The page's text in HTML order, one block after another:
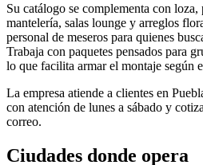
Su catálogo se complementa con loza,
mantelería, salas lounge y arreglos
personal de meseros para quienes
Trabaja con paquetes pensados para
lo que facilita armar el montaje según
La empresa atiende a clientes en
con atención de lunes a sábado y
correo.
Ciudades donde opera